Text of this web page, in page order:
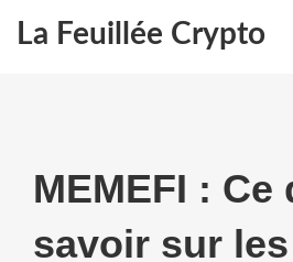
La Feuillée Crypto
MEMEFI :
savoir sur les